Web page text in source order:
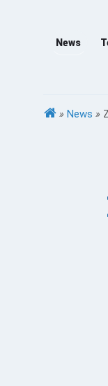
News
» News »